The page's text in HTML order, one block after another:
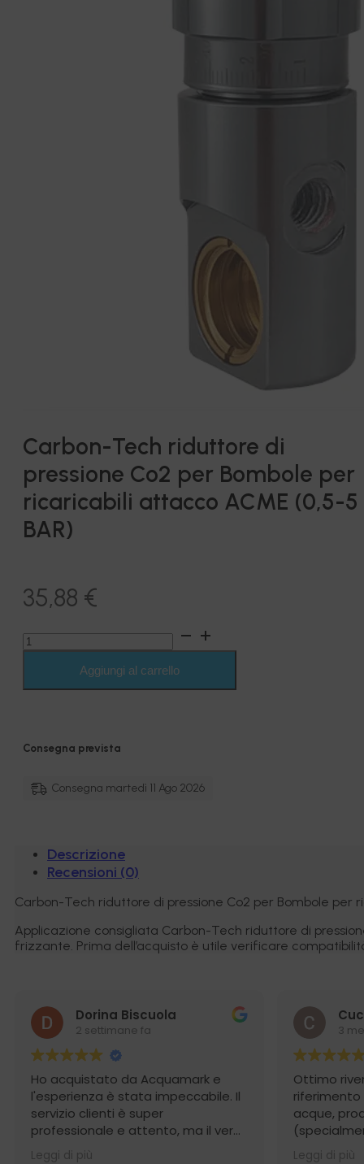
Carbon-Tech riduttore di
pressione Co2 per Bombole per
ricaricabili attacco ACME (0,5-5
BAR)
35,88 €
Carbon-
Tech
pressione
Bombole
per
attacco
BAR)
quantità
Aggiungi al carrello
Consegna prevista
Consegna martedì 11 Ago 2026
Descrizione
Recensioni (0)
Carbon-Tech riduttore di pressione Co2 per Bombole per
Applicazione consigliata Carbon-Tech riduttore di
frizzante. Prima dell’acquisto è utile verificare
Dorina Biscuola
2 settimane fa
Ho acquistato da Acquamark e
l'esperienza è stata impeccabile. Il
servizio clienti è super
professionale e attento, ma il vero
punto di forza è stata la
Leggi di più
3
Ottimo
acque,
osmosi) e
Leggi di più